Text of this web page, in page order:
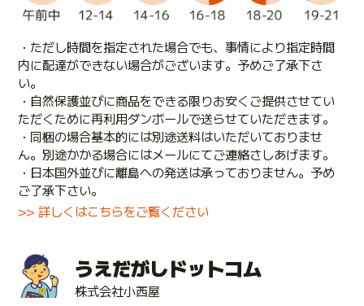
・ただし時間を指定された場合でも、事情により指定時間
内に配達ができない場合がございます。予めご了承下さ
い。
・自然保護並びに商品をできる限りお安くご提供させてい
ただくために再利用ダンボールで送らせていただきます。
・同梱の場合基本的には別途送料はいただいておりませ
ん。別途かかる場合にはメールにてご連絡さしあげます。
・日本国外並びに離島への発送は承っておりません。予め
ご了承下さい。
>> 詳しくはこちらをご覧ください
うえだがしドットコム
株式会社小西屋